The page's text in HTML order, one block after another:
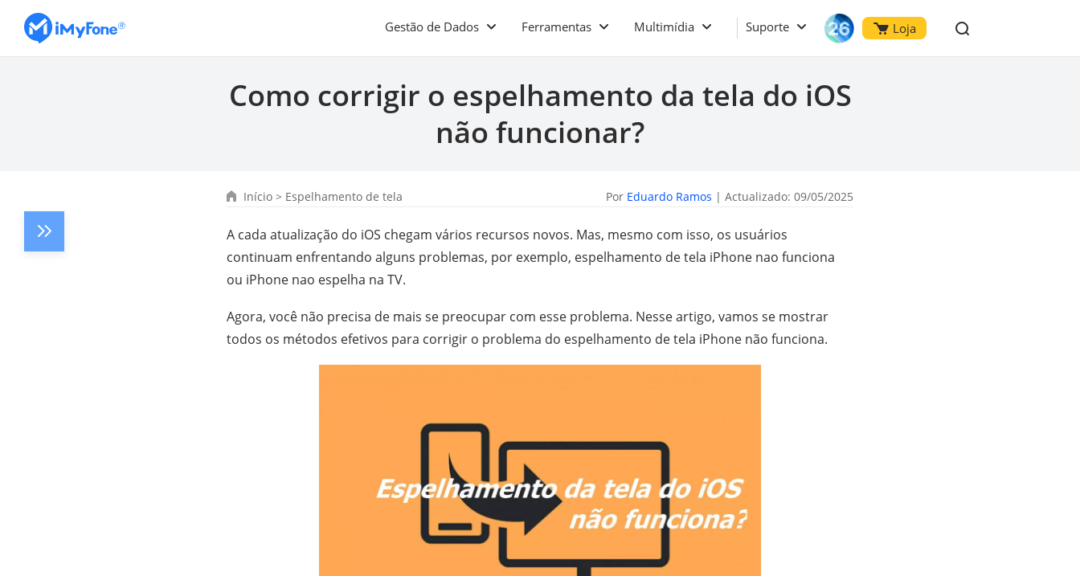
Gestão de Dados Ferramentas Multimídia Suporte Loja
Como corrigir o espelhamento da tela do iOS
não funcionar?
Início > Espelhamento de tela Por Eduardo Ramos | Actualizado: 09/05/2025
A cada atualização do iOS chegam vários recursos novos. Mas, mesmo com isso, os usuários
continuam enfrentando alguns problemas, por exemplo, espelhamento de tela iPhone nao funciona
ou iPhone nao espelha na TV.
Agora, você não precisa de mais se preocupar com esse problema. Nesse artigo, vamos se mostrar
todos os métodos efetivos para corrigir o problema do espelhamento de tela iPhone não funciona.